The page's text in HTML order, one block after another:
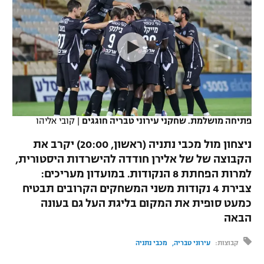
VOD
רץ ברשת
תוצאות
לוח שידורים
ברחבה
"מעל הליגה" – פודקאסט
נבחרת ישראל
מכבי חיפה
בית"ר ירושלים
מכבי תל אביב
הפועל חיפה
הפועל באר שבע
מכבי נתניה
בני יהודה
ליגה ספרדית
ליגה איטלקית
ליגה צרפתית
ליגה הולנדית
ליגה טורקית
ליגה סינית
ליגה ברזילאית
ליגות נוספות
כדורסל נשים
מכבי תל אביב
הפועל חולון
הפועל ירושלים
דני אבדיה
יורוליג
יורוקאפ
טניס
כדוריד
כדורעף
שחייה
ג'ודו
אגרוף
ספורט אולימפי
פתיחה מושלמת. שחקני עירוני טבריה חוגגים | קובי אליהו
ניצחון מול מכבי נתניה (ראשון, 20:00) יקרב את
הקבוצה של של אלירן חודדה להישרדות היסטורית,
למרות הפחתת 8 הנקודות. במועדון מעריכים:
צבירת 4 נקודות משני המשחקים הקרובים תבטיח
כמעט סופית את המקום בליגת העל גם בעונה
הבאה
קבוצות: עירוני טבריה מכבי נתניה